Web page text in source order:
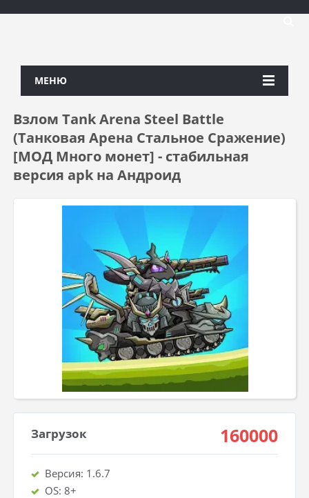
МЕНЮ
Взлом Tank Arena Steel Battle
(Танковая Арена Стальное Сражение)
[МОД Много монет] - стабильная
версия apk на Андроид
Загрузок 160000
Версия: 1.6.7
OS: 8+